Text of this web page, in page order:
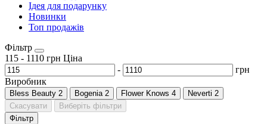
Ідея для подарунку
Новинки
Топ продажів
Фільтр
115 - 1110 грн Ціна
-
грн
Виробник
Bless Beauty 2 Bogenia 2 Flower Knows 4 Neverti 2
Скасувати
Виберіть фільтри
Фільтр